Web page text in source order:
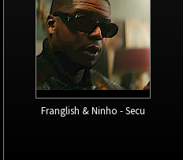
Franglish & Ninho - Secu